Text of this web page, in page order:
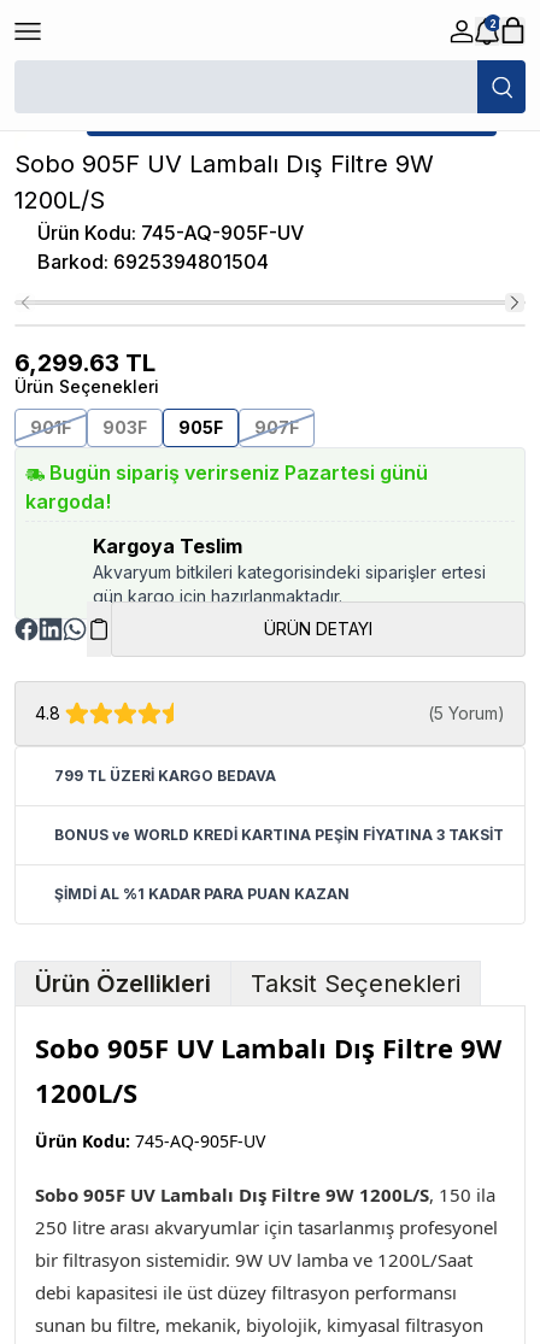
2
/ Sobo 905F UV Lambalı Dış Filtre 9W 1200L/S
★ Atakan Petshop, Sobo yetkili satıcısıdır.
Sobo 905F UV Lambalı Dış Filtre 9W
1200L/S
Ürün Kodu: 745-AQ-905F-UV
Barkod: 6925394801504
6,299.63 TL
Ürün Seçenekleri
901F
903F 905F 907F
Bugün sipariş verirseniz Pazartesi günü
kargoda!
Kargoya Teslim
Akvaryum bitkileri kategorisindeki siparişler ertesi
gün kargo için hazırlanmaktadır.
ÜRÜN DETAYI
4.8 (5 Yorum)
799 TL ÜZERİ KARGO BEDAVA
BONUS ve WORLD KREDİ KARTINA PEŞİN FİYATINA 3 TAKSİT
ŞİMDİ AL %1 KADAR PARA PUAN KAZAN
Ürün Özellikleri Taksit Seçenekleri
Sobo 905F UV Lambalı Dış Filtre 9W
1200L/S
Ürün Kodu: 745-AQ-905F-UV
Sobo 905F UV Lambalı Dış Filtre 9W 1200L/S, 150 ila
250 litre arası akvaryumlar için tasarlanmış profesyonel
bir filtrasyon sistemidir. 9W UV lamba ve 1200L/Saat
debi kapasitesi ile üst düzey filtrasyon performansı
sunan bu filtre, mekanik, biyolojik, kimyasal filtrasyon